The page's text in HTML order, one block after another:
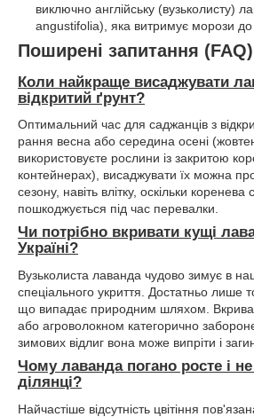
виключно англійську (вузьколисту)
angustifolia), яка витримує морози до
Поширені запитання (FAQ)
Коли найкраще висаджувати
відкритий ґрунт?
Оптимальний час для саджанців з
рання весна або середина осені
використовуєте рослини із закритою
контейнерах), висаджувати їх можна
сезону, навіть влітку, оскільки
пошкоджується під час перевалки.
Чи потрібно вкривати кущі
Україні?
Вузьколиста лаванда чудово зимує в
спеціального укриття. Достатньо лише
що випадає природним шляхом.
або агроволокном категорично
зимових відлиг вона може випріти і
Чому лаванда погано росте і не
ділянці?
Найчастіше відсутність цвітіння